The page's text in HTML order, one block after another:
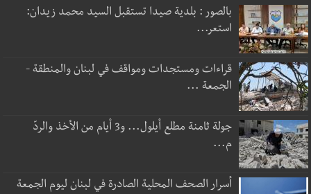
بالصور : بلدية صيدا تستقبل السيد محمد زيدان:
استعر...
قراءات ومستجدات ومواقف في لبنان والمنطقة -
الجمعة ...
جولة ثامنة مطلع أيلول... و3 أيام من الأخذ والردّ
م...
أسرار الصحف المحلية الصادرة في لبنان ليوم الجمعة